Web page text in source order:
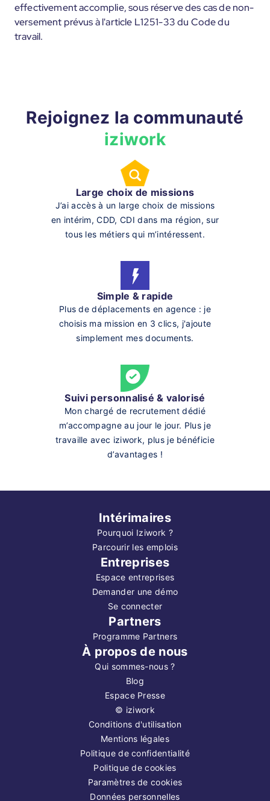
effectivement accomplie, sous réserve des cas de non-
versement prévus à l'article L1251-33 du Code du
travail.
Rejoignez la communauté
iziwork
Large choix de missions
J’ai accès à un large choix de missions
en intérim, CDD, CDI dans ma région, sur
tous les métiers qui m’intéressent.
Simple & rapide
Plus de déplacements en agence : je
choisis ma mission en 3 clics, j'ajoute
simplement mes documents.
Suivi personnalisé & valorisé
Mon chargé de recrutement dédié
m’accompagne au jour le jour. Plus je
travaille avec iziwork, plus je bénéficie
d’avantages !
Intérimaires
Pourquoi Iziwork ?
Parcourir les emplois
Entreprises
Espace entreprises
Demander une démo
Se connecter
Partners
Programme Partners
À propos de nous
Qui sommes-nous ?
Blog
Espace Presse
© iziwork
Conditions d'utilisation
Mentions légales
Politique de confidentialité
Politique de cookies
Paramètres de cookies
Données personnelles